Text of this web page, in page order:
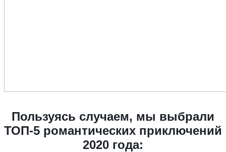
Пользуясь случаем, мы выбрали
ТОП-5 романтических приключений
2020 года: